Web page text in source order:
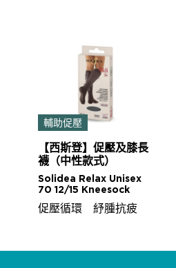
輔助促壓
【西斯登】促壓及膝長
襪（中性款式）
Solidea Relax Unisex
70 12/15 Kneesock
促壓循環 紓腫抗疲